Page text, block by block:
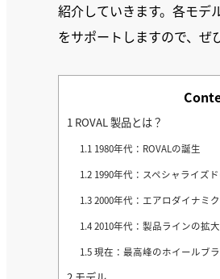
紹介していきます。各モデ
をサポートしますので、ぜ
1 ROVAL 製品とは？
1.1 1980年代：ROVALの誕生
1.2 1990年代：スペシャライズ
1.32000年代：エアロダイナミ
1.42010年代：製品ラインの拡大
1.5現在：最高峰のホイールブ